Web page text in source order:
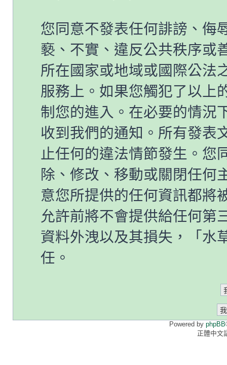
您同意不發表任何誹謗、侮
褻、不實、違反公共秩序或
所在國家或地域或國際公法
服務上。如果您觸犯了以上
制您的進入。在必要的情況
收到我們的通知。所有發表
止任何的違法情節發生。您
除、修改、移動或關閉任何
意您所提供的任何資訊都將
允許前將不會提供給任何第
資料外洩以及其損失，「水
任。
Powered by phpBB
正體中文